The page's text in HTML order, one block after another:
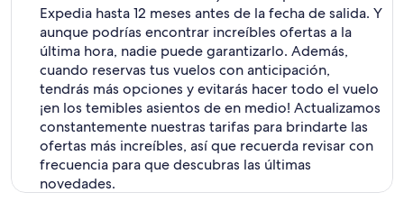
Expedia hasta 12 meses antes de la fecha de salida. Y
aunque podrías encontrar increíbles ofertas a la
última hora, nadie puede garantizarlo. Además,
cuando reservas tus vuelos con anticipación,
tendrás más opciones y evitarás hacer todo el vuelo
¡en los temibles asientos de en medio! Actualizamos
constantemente nuestras tarifas para brindarte las
ofertas más increíbles, así que recuerda revisar con
frecuencia para que descubras las últimas
novedades.